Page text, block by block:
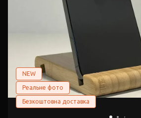
NEW
Реальне фото
Безкоштовна доставка